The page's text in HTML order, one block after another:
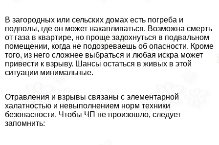
В загородных или сельских домах есть погреба и
подполы, где он может накапливаться. Возможна cмepть
от газа в квартире, но проще задохнуться в подвальном
помещении, когда не подозреваешь об опасности. Кроме
того, из него сложнее выбраться и любая искра может
привести к взрыву. Шансы остаться в живых в этой
ситуации минимальные.
Отравления и взрывы связаны с элементарной
халатностью и невыполнением норм техники
безопасности. Чтобы ЧП не произошло, следует
запомнить: